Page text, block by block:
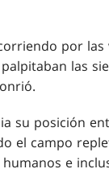
por las
las
su posición
el campo
e